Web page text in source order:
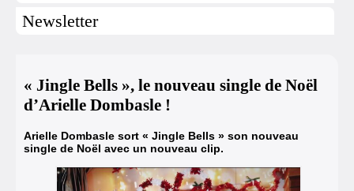
Newsletter
« Jingle Bells », le nouveau single de Noël
d’Arielle Dombasle !
Arielle Dombasle sort « Jingle Bells » son nouveau
single de Noël avec un nouveau clip.